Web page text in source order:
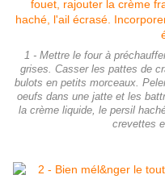
1 - Mettre le four à
grises. Casser les pattes de
bulots en petits morceaux.
oeufs dans une jatte et les
la crème liquide, le persil
crevettes